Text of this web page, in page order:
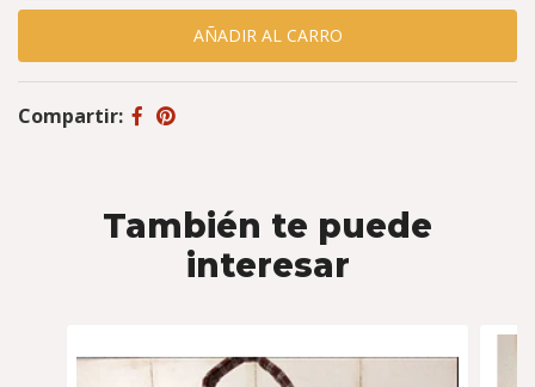
Compartir:
También te puede
interesar